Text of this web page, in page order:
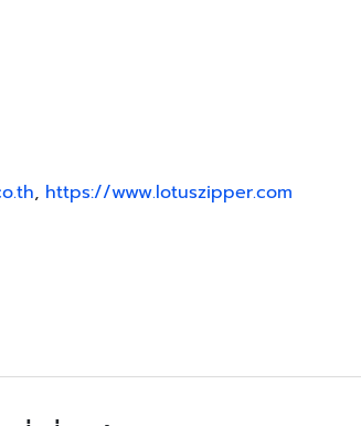
, https://www.lotuszipper.com